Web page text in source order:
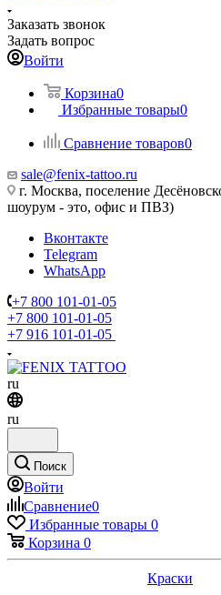
Заказать звонок
Задать вопрос
Войти
Корзина0
Избранные товары0
Сравнение товаров0
sale@fenix-tattoo.ru
г. Москва, поселение
шоурум - это, офис и ПВЗ)
Вконтакте
Telegram
WhatsApp
+7 800 101-01-05
+7 800 101-01-05
+7 916 101-01-05
ru
ru
Поиск
Войти
Сравнение0
Избранные товары 0
Корзина 0
Краски